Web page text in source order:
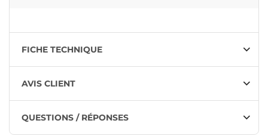
FICHE TECHNIQUE
AVIS CLIENT
QUESTIONS / RÉPONSES